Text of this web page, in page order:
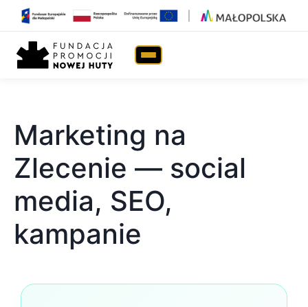
Strona główna ›
Marketing na Zlecenie — social media, SEO,
kampanie
Marketing na
Zlecenie — social
media, SEO,
kampanie